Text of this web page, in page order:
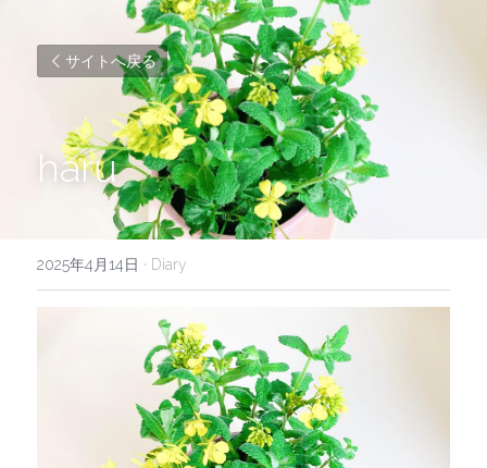
サイトへ戻る
haru
2025年4月14日 · Diary